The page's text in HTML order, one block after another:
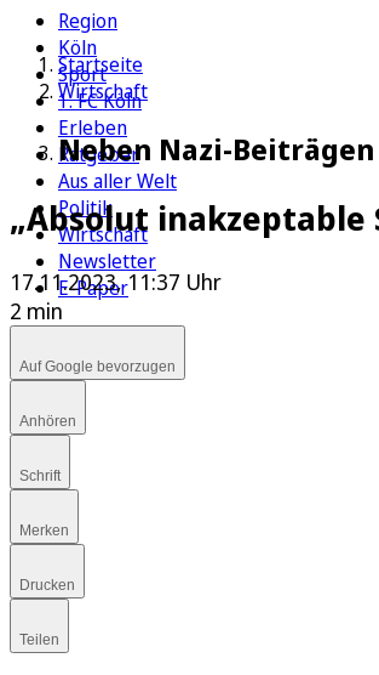
Region
Köln
Sport
1. FC Köln
Erleben
Ratgeber
Aus aller Welt
Politik
Wirtschaft
Newsletter
E-Paper
Startseite
Wirtschaft
Neben Nazi-
„Absolut inakzeptable
17.11.2023, 11:37 Uhr
2 min
Auf Google bevorzugen
Anhören
Schrift
Merken
Drucken
Teilen